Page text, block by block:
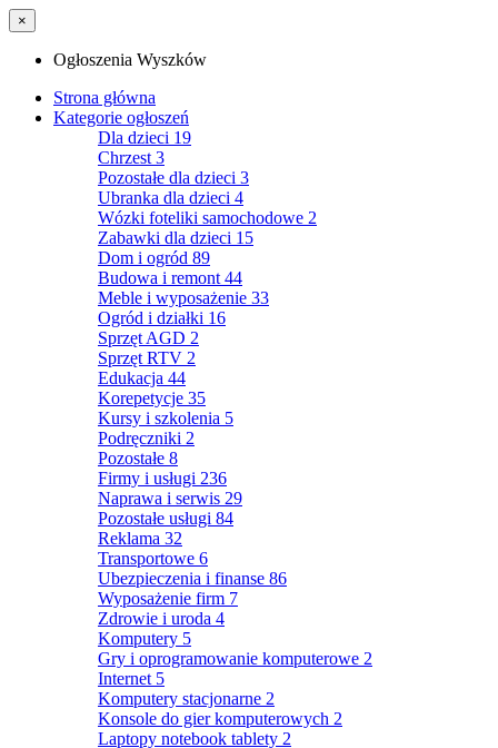
×
Ogłoszenia Wyszków
Strona główna
Kategorie ogłoszeń
Dla dzieci 19
Chrzest 3
Pozostałe dla dzieci 3
Ubranka dla dzieci 4
Wózki foteliki samochodowe 2
Zabawki dla dzieci 15
Dom i ogród 89
Budowa i remont 44
Meble i wyposażenie 33
Ogród i działki 16
Sprzęt AGD 2
Sprzęt RTV 2
Edukacja 44
Korepetycje 35
Kursy i szkolenia 5
Podręczniki 2
Pozostałe 8
Firmy i usługi 236
Naprawa i serwis 29
Pozostałe usługi 84
Reklama 32
Transportowe 6
Ubezpieczenia i finanse 86
Wyposażenie firm 7
Zdrowie i uroda 4
Komputery 5
Gry i oprogramowanie komputerowe 2
Internet 5
Komputery stacjonarne 2
Konsole do gier komputerowych 2
Laptopy notebook tablety 2